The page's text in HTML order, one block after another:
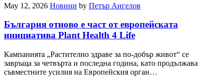
May 12, 2026 Новини by Петър Ангелов
България отново е част от европейската
инициатива Plant Health 4 Life
Кампанията „Растително здраве за по-добър живот“ се
завръща за четвърта и последна година, като продължава
съвместните усилия на Европейския орган…